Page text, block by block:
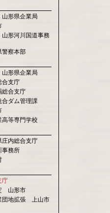
形県企業局
形河川国道事務
察本部
形県企業局
支庁
合支庁
ダム管理課
等専門学校
内総合支庁
務所
庁
山形市
団地拡張 上山市